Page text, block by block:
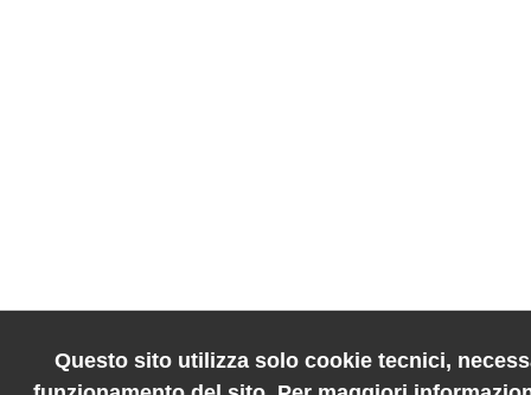
Questo sito utilizza solo cookie tecnici,